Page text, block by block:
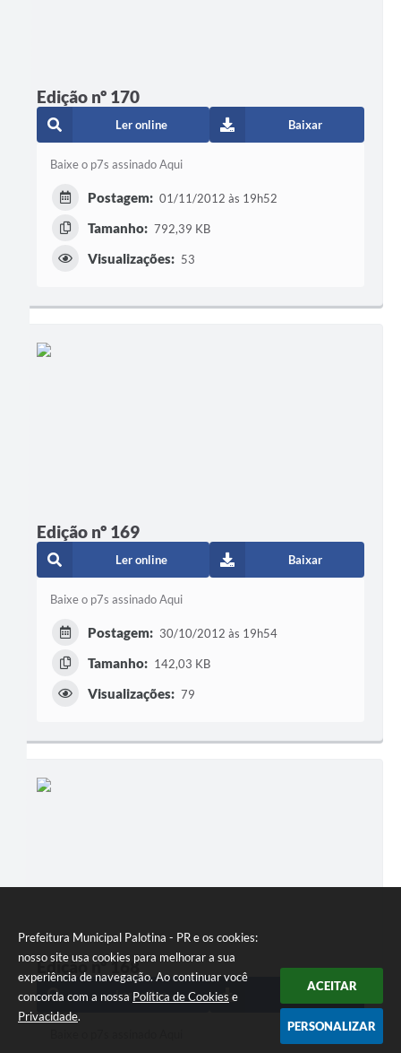
Prefeitura Municipal Palotina - PR e os cookies:
nosso site usa cookies para melhorar a sua
experiência de navegação. Ao continuar você
concorda com a nossa Política de Cookies e
Privacidade.
ACEITAR
PERSONALIZAR
Edição nº 170
Ler online Baixar
Baixe o p7s assinado Aqui
Postagem: 01/11/2012 às 19h52
Tamanho: 792,39 KB
Visualizações: 53
Edição nº 169
Ler online Baixar
Baixe o p7s assinado Aqui
Postagem: 30/10/2012 às 19h54
Tamanho: 142,03 KB
Visualizações: 79
Edição nº 168
Ler online Baixar